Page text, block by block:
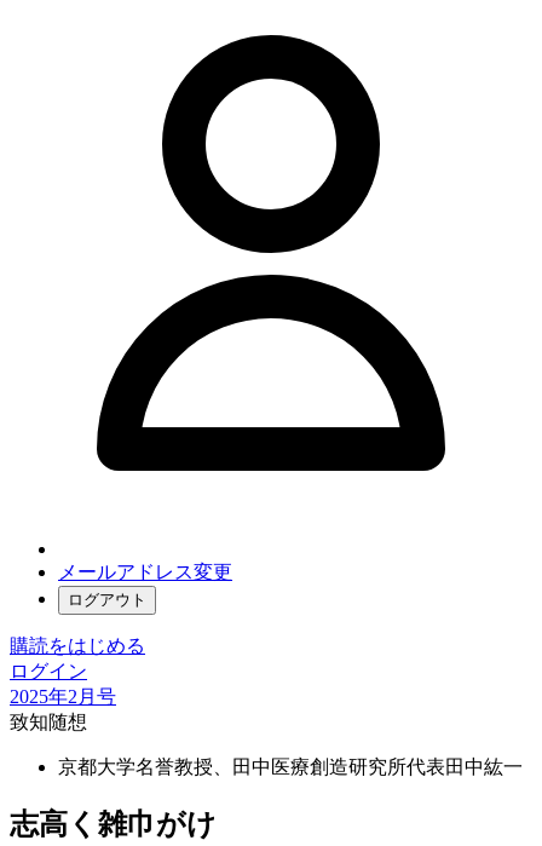
メールアドレス変更
ログアウト
購読をはじめる
ログイン
2025年2月号
致知随想
京都大学名誉教授、田中医療創造研究所代表田中紘一
志高く雑巾がけ